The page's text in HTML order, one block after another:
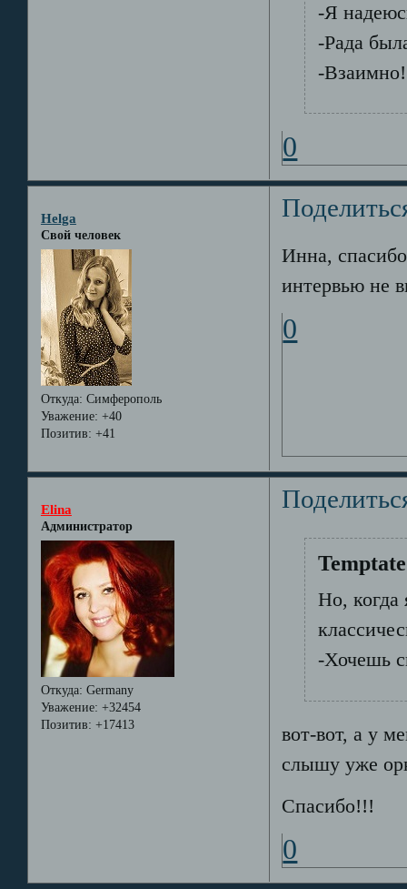
-Я
-Рада
-Взаимно!
0
Helga
Свой человек
Откуда: Симферополь
Уважение: +40
Позитив: +41
Инна,
интервью не
0
Elina
Администратор
Откуда: Germany
Уважение: +32454
Позитив: +17413
Но,
-Хочешь
вот-вот, а у
слышу уже
Спасибо!!!
0